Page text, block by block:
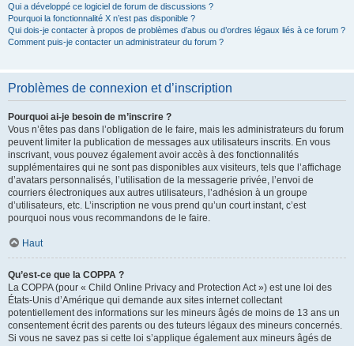
Qui a développé ce logiciel de forum de discussions ?
Pourquoi la fonctionnalité X n’est pas disponible ?
Qui dois-je contacter à propos de problèmes d’abus ou d’ordres légaux liés à ce forum ?
Comment puis-je contacter un administrateur du forum ?
Problèmes de connexion et d’inscription
Pourquoi ai-je besoin de m’inscrire ?
Vous n’êtes pas dans l’obligation de le faire, mais les administrateurs du forum
peuvent limiter la publication de messages aux utilisateurs inscrits. En vous
inscrivant, vous pouvez également avoir accès à des fonctionnalités
supplémentaires qui ne sont pas disponibles aux visiteurs, tels que l’affichage
d’avatars personnalisés, l’utilisation de la messagerie privée, l’envoi de
courriers électroniques aux autres utilisateurs, l’adhésion à un groupe
d’utilisateurs, etc. L’inscription ne vous prend qu’un court instant, c’est
pourquoi nous vous recommandons de le faire.
Haut
Qu’est-ce que la COPPA ?
La COPPA (pour « Child Online Privacy and Protection Act ») est une loi des
États-Unis d’Amérique qui demande aux sites internet collectant
potentiellement des informations sur les mineurs âgés de moins de 13 ans un
consentement écrit des parents ou des tuteurs légaux des mineurs concernés.
Si vous ne savez pas si cette loi s’applique également aux mineurs âgés de